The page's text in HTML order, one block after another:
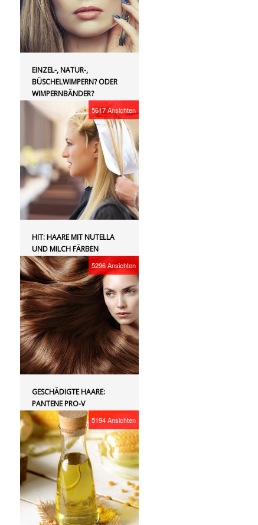
EINZEL-, NATUR-,
BÜSCHELWIMPERN? ODER
WIMPERNBÄNDER?
5617Ansichten
HIT: HAARE MIT NUTELLA
UND MILCH FÄRBEN
5296Ansichten
GESCHÄDIGTE HAARE:
PANTENE PRO-V
5194Ansichten